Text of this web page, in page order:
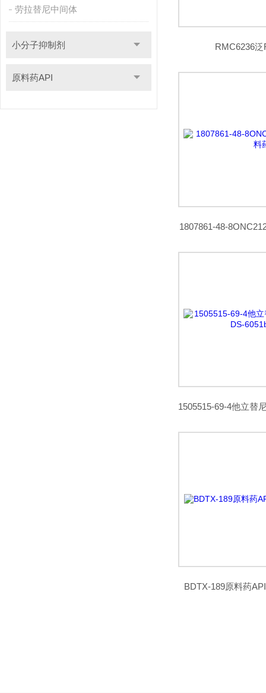
劳拉替尼中间体
小分子抑制剂
原料药API
RMC6236
1807861-48-
BDTX-189原料药